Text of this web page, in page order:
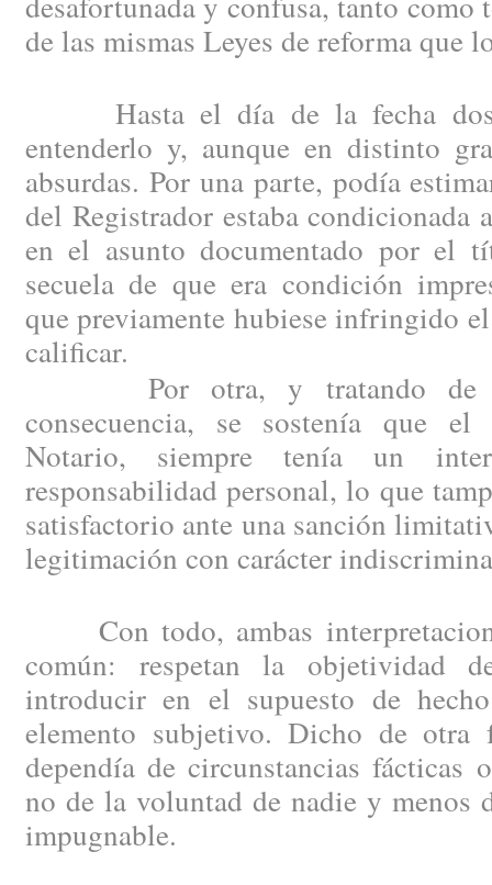
de las mismas Leyes de reforma que
Hasta el día de la fecha dos
entenderlo y, aunque en distinto
absurdas. Por una parte, podía
del Registrador estaba condicionada
en el asunto documentado por el
secuela de que era condición
que previamente hubiese infringido el
calificar.
Por otra, y tratando de
consecuencia, se sostenía que
Notario, siempre tenía un
responsabilidad personal, lo que
satisfactorio ante una sanción
legitimación con carácter
Con todo, ambas
común: respetan la objetividad
introducir en el supuesto de
elemento subjetivo. Dicho de otra
dependía de circunstancias fácticas
no de la voluntad de nadie y menos
impugnable.